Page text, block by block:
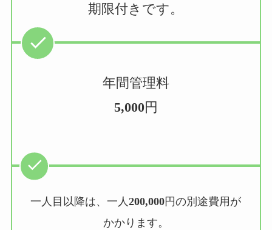
期限付きです。
年間管理料
5,000円
一人目以降は、一人200,000円の別途費用が
かかります。